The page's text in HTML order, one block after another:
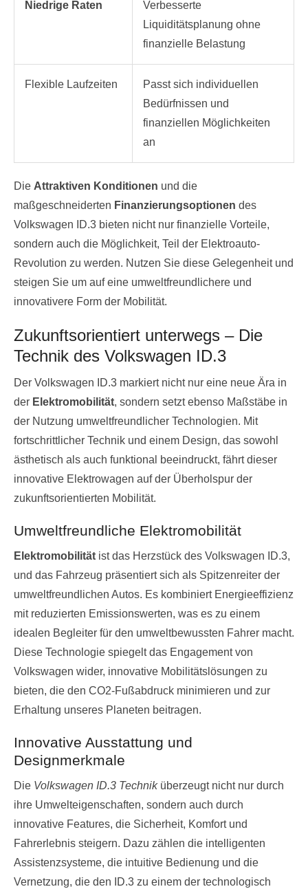
Niedrige Raten
Verbesserte
Liquiditätsplanung ohne
finanzielle Belastung
Flexible Laufzeiten
Passt sich individuellen
Bedürfnissen und
finanziellen Möglichkeiten
an
Die Attraktiven Konditionen und die
maßgeschneiderten Finanzierungsoptionen des
Volkswagen ID.3 bieten nicht nur finanzielle Vorteile,
sondern auch die Möglichkeit, Teil der Elektroauto-
Revolution zu werden. Nutzen Sie diese Gelegenheit und
steigen Sie um auf eine umweltfreundlichere und
innovativere Form der Mobilität.
Zukunftsorientiert unterwegs – Die
Technik des Volkswagen ID.3
Der Volkswagen ID.3 markiert nicht nur eine neue Ära in
der Elektromobilität, sondern setzt ebenso Maßstäbe in
der Nutzung umweltfreundlicher Technologien. Mit
fortschrittlicher Technik und einem Design, das sowohl
ästhetisch als auch funktional beeindruckt, fährt dieser
innovative Elektrowagen auf der Überholspur der
zukunftsorientierten Mobilität.
Umweltfreundliche Elektromobilität
Elektromobilität ist das Herzstück des Volkswagen ID.3,
und das Fahrzeug präsentiert sich als Spitzenreiter der
umweltfreundlichen Autos. Es kombiniert Energieeffizienz
mit reduzierten Emissionswerten, was es zu einem
idealen Begleiter für den umweltbewussten Fahrer macht.
Diese Technologie spiegelt das Engagement von
Volkswagen wider, innovative Mobilitätslösungen zu
bieten, die den CO2-Fußabdruck minimieren und zur
Erhaltung unseres Planeten beitragen.
Innovative Ausstattung und
Designmerkmale
Die Volkswagen ID.3 Techniküberzeugt nicht nur durch
ihre Umwelteigenschaften, sondern auch durch
innovative Features, die Sicherheit, Komfort und
Fahrerlebnis steigern. Dazu zählen die intelligenten
Assistenzsysteme, die intuitive Bedienung und die
Vernetzung, die den ID.3 zu einem der technologisch